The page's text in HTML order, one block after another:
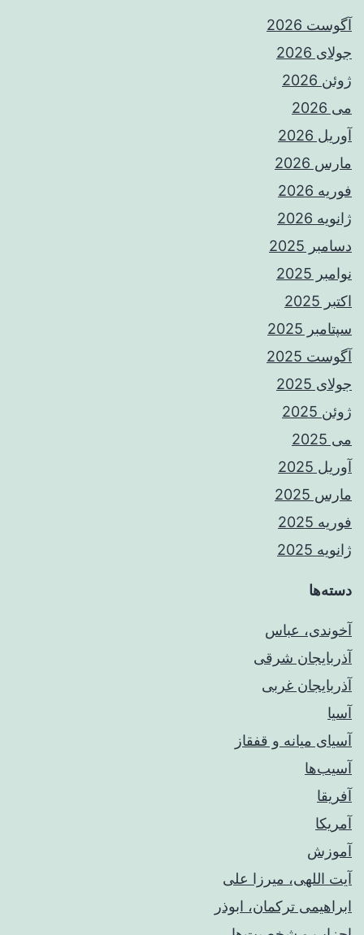
آگوست 2026
جولای 2026
ژوئن 2026
می 2026
آوریل 2026
مارس 2026
فوریه 2026
ژانویه 2026
دسامبر 2025
نوامبر 2025
اکتبر 2025
سپتامبر 2025
آگوست 2025
جولای 2025
ژوئن 2025
می 2025
آوریل 2025
مارس 2025
فوریه 2025
ژانویه 2025
دسته‌ها
آخوندی، عباس
آذربایجان شرقی
آذربایجان غربی
آسیا
آسیای میانه و قفقاز
آسیب‌ها
آفریقا
آمریکا
آموزش
آیت اللهی، میرزا علی
ابراهیمی ترکمان، ابوذر